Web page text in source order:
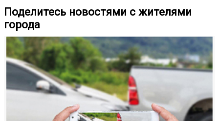
Поделитесь новостями с жителями
города